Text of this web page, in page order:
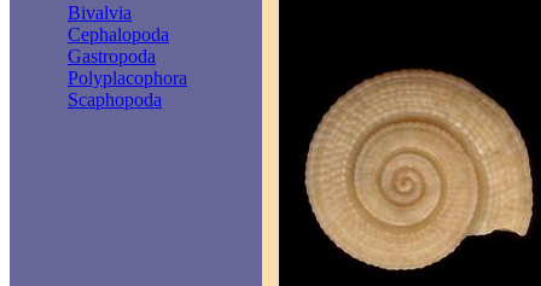
Bivalvia
Cephalopoda
Gastropoda
Polyplacophora
Scaphopoda